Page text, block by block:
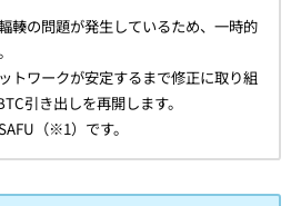
輳の問題が発生しているため、一時的
トワークが安定するまで修正に取り組
引き出しを再開します。
（※1）です。